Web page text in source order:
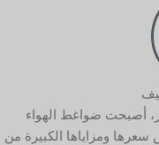
أصبحت ضواغط الهواء
سعرها ومزاياها الكبيرة من